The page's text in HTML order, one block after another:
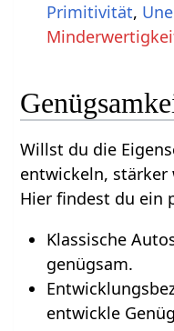
Primitivität,
Willst du die
entwickeln, stärker
Hier findest du ein
Klassische
genügsam.
entwickle